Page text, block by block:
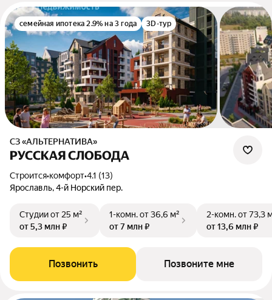
семейная ипотека 2.9% на 3 года 3D-тур
СЗ «АЛЬТЕРНАТИВА»
РУССКАЯ СЛОБОДА
Строится•комфорт•4.1 (13)
Ярославль, 4-й Норский пер.
Студииот 25 м²
от 5,3 млн ₽
1-комн.от 36,6 м²
от 7 млн ₽
2-комн.от 73,3
от 13,6 млн ₽
Позвонить Позвоните мне